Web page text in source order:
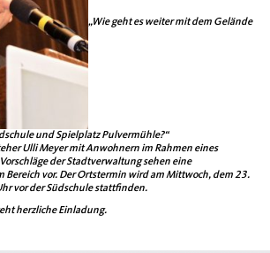
„Wie geht es weiter mit dem Gelände
und Spielplatz Pulvermühle?“
Ulli Meyer mit Anwohnern im Rahmen eines
der Stadtverwaltung sehen eine
Bereich vor. Der Ortstermin wird am Mittwoch, dem 23.
vor der Südschule stattfinden.
herzliche Einladung.